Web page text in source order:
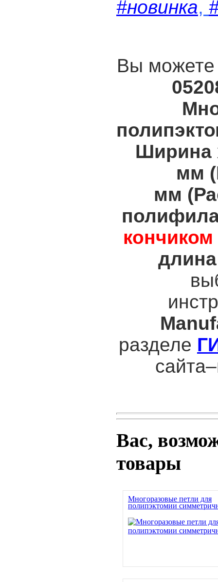
#новинка,
Вы можете
Ширина
мм
мм
кончиком
разделе
с
Вас,
товары
Многоразовые петли для
полипэктомии